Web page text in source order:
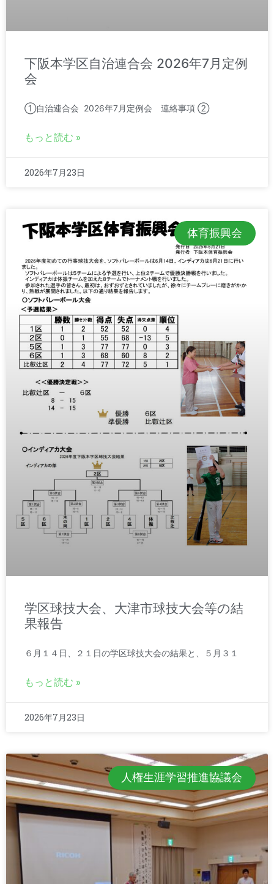
下阪本学区自治連合会 2026年7月定例
会
①自治連合会 2026年7月定例会 連絡事項 ②
もっと読む »
2026年7月23日
体育振興会
学区球技大会、大津市球技大会等の結
果報告
６月１４日、２１日の学区球技大会の結果と、５月３１
もっと読む »
2026年7月23日
人権生涯学習推進協議会